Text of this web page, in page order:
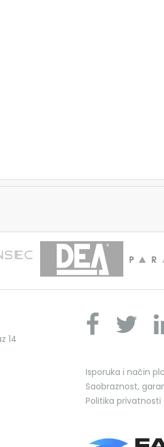
14
Isporuka i način
Saobraznost,
Politika privatnosti